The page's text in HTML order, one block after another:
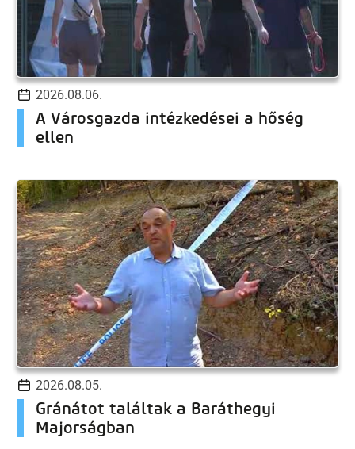
2026.08.06.
A Városgazda intézkedései a hőség
ellen
2026.08.05.
Gránátot találtak a Baráthegyi
Majorságban